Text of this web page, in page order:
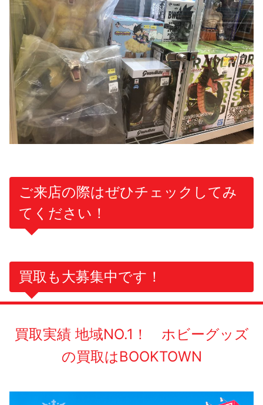
ご来店の際はぜひチェックしてみ
てください！
買取も大募集中です！
買取実績 地域NO.1！ ホビーグッズ
の買取はBOOKTOWN